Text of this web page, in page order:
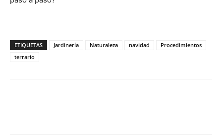
ETIQUETAS Jardinería Naturaleza navidad
Procedimientos
terrario